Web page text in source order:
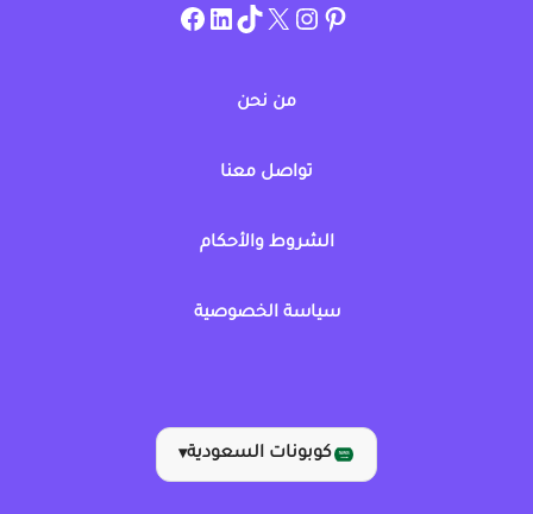
pinterest
allcouponat
twitter
TikTok
linkedin
facebook
من نحن
تواصل معنا
الشروط والأحكام
سياسة الخصوصية
كوبونات السعودية▾